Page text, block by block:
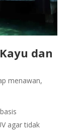
dan
menawan,
agar tidak